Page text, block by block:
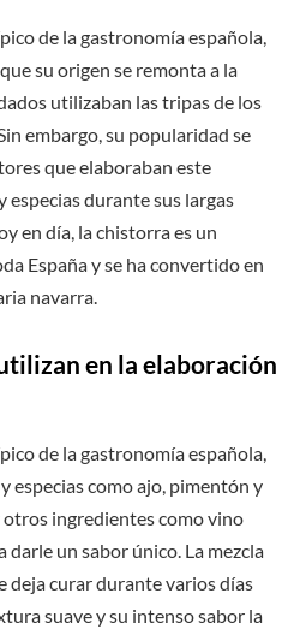
de la gastronomía española,
su origen se remonta a la
utilizaban las tripas de los
embargo, su popularidad se
que elaboraban este
especias durante sus largas
en día, la chistorra es un
España y se ha convertido en
navarra.
en la elaboración
de la gastronomía española,
especias como ajo, pimentón y
otros ingredientes como vino
darle un sabor único. La mezcla
deja curar durante varios días
suave y su intenso sabor la